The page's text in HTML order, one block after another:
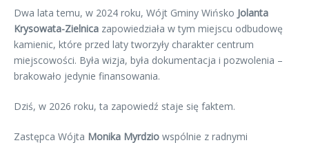
Dwa lata temu, w 2024 roku, Wójt Gminy Wińsko Jolanta
Krysowata-Zielnica zapowiedziała w tym miejscu odbudowę
kamienic, które przed laty tworzyły charakter centrum
miejscowości. Była wizja, była dokumentacja i pozwolenia –
brakowało jedynie finansowania.
Dziś, w 2026 roku, ta zapowiedź staje się faktem.
Zastępca Wójta Monika Myrdzio wspólnie z radnymi